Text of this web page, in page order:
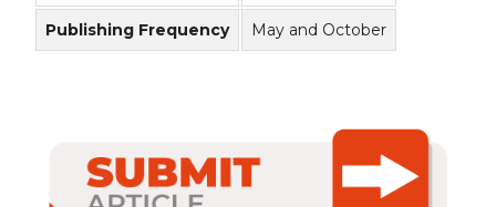
Publishing Frequency May and October